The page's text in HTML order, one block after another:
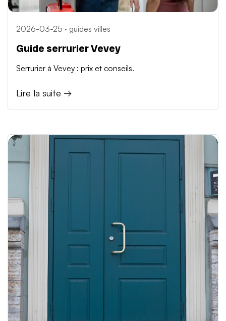
2026-03-25 · guides villes
Guide serrurier Vevey
Serrurier à Vevey : prix et conseils.
Lire la suite →